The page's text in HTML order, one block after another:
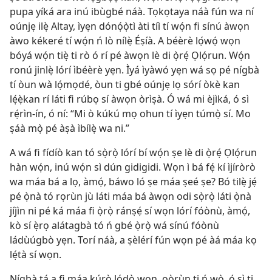
pupa yíká ara inú ibùgbé náà. Tọkọtaya náà fún wa ní
oúnjẹ ilẹ̀ Altay, ìyẹn dónọ́ọ̀tì àti tíì tí wọ́n fi sínú àwọn
àwo kékeré tí wọ́n ń lò nílẹ̀ Éṣíà. A béèrè lọ́wọ́ wọn
bóyá wọ́n tiẹ̀ ti rò ó rí pé àwọn lè di ọ̀rẹ́ Ọlọ́run. Wọ́n
ronú jinlẹ̀ lórí ìbéèrè yẹn. Ìyá ìyàwó yẹn wá sọ pé nígbà
tí òun wà lọ́mọdé, òun ti gbé oúnjẹ lọ sórí òkè kan
lẹ́ẹ̀kan rí láti fi rúbọ sí àwọn òrìṣà. Ó wá mi èjìká, ó sì
rẹ́rìn-ín, ó ní: “Mi ò kúkú mọ ohun tí ìyẹn túmọ̀ sí. Mo
ṣáà mọ̀ pé àṣà ìbílẹ̀ wa ni.”
A wá fi fídíò kan tó sọ̀rọ̀ lórí bí wọ́n ṣe lè di ọ̀rẹ́ Ọlọ́run
hàn wọ́n, inú wọ́n sì dún gidigidi. Wọn ì bá fẹ́ kí ìjíròrò
wa máa bá a lọ, àmọ́, báwo ló ṣe máa ṣeé ṣe? Bó tilẹ̀ jẹ́
pé ọ̀nà tó rọrùn jù láti máa bá àwọn odi sọ̀rọ̀ láti ọ̀nà
jíjìn ni pé ká máa fi ọ̀rọ̀ ránṣẹ́ sí wọn lórí fóònù, àmọ́,
kò sí ẹ̀rọ alátagbà tó ń gbé ọ̀rọ̀ wá sínú fóònù
ládùúgbò yẹn. Torí náà, a ṣèlérí fún wọn pé àá máa kọ
lẹ́tà sí wọn.